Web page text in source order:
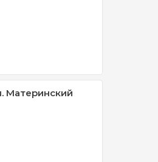
Материнский